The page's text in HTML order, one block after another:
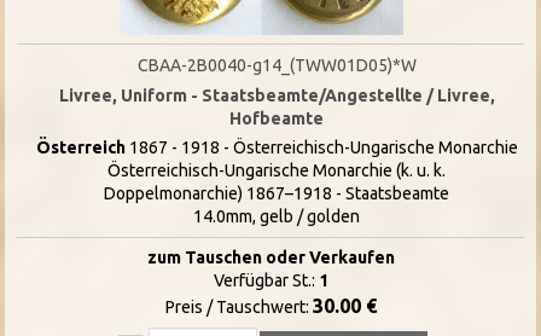
CBAA-2B0040-g14_(TWW01D05)*W
Livree, Uniform - Staatsbeamte/Angestellte / Livree,
Hofbeamte
Österreich1867 - 1918 - Österreichisch-Ungarische Monarchie
Österreichisch-Ungarische Monarchie (k. u. k.
Doppelmonarchie) 1867–1918 - Staatsbeamte
14.0mm, gelb / golden
zum Tauschen oder Verkaufen
Verfügbar St.: 1
Preis / Tauschwert: 30.00 €